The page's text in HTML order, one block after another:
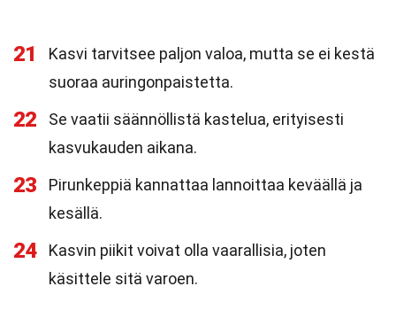
21
Kasvi tarvitsee paljon valoa, mutta se ei kestä
suoraa auringonpaistetta.
22
Se vaatii säännöllistä kastelua, erityisesti
kasvukauden aikana.
23
Pirunkeppiä kannattaa lannoittaa keväällä ja
kesällä.
24
Kasvin piikit voivat olla vaarallisia, joten
käsittele sitä varoen.